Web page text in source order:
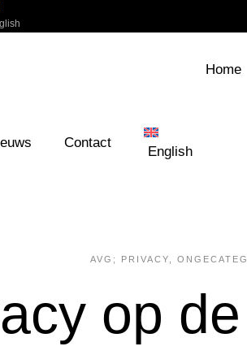
Home
Contact
English
AVG; PRIVACY
op